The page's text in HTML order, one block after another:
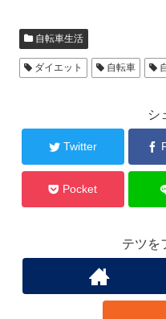
自転車生活
ダイエット 自転車
シ
Twitter
Pocket
テツを